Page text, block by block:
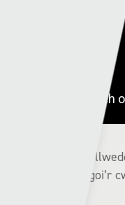
Mi fydd hi’n gêm
sy’n brwydro i osgoi’r